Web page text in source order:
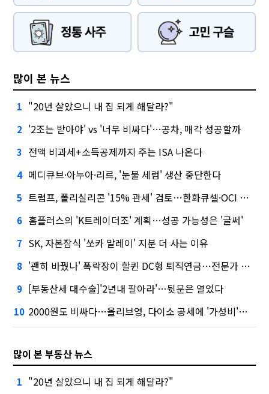
많이 본 뉴스
1 "20년 살았으니 내 집 되게 해달라?"
2 '2조는 받아야' vs '너무 비싸다'…공차, 매각 성공할까
3 전액 비과세+소득공제까지 주는 ISA 나온다
4 메디큐브·아누아·리르, '눈물 세럼' 생산 중단한다
5 트럼프, 폴리실리콘 '15% 관세' 검토…한화큐셀·OCI 영향은?
6 홈플러스의 'K트레이더조' 계획…성공 가능성은 '글쎄'
7 SK, 자본잠식 '쏘카 말레이' 지분 더 사는 이유
8 '괜히 바꿨나' 폭락장이 할퀸 DC형 퇴직연금…전문가 조언은
9 [부동산세 대수술]'2년내 팔아라'…뒷문은 열었다
10 2000원도 비싸다…올리브영, 다이소 공세에 '가성비'로 맞불
많이 본 부동산 뉴스
1 "20년 살았으니 내 집 되게 해달라?"